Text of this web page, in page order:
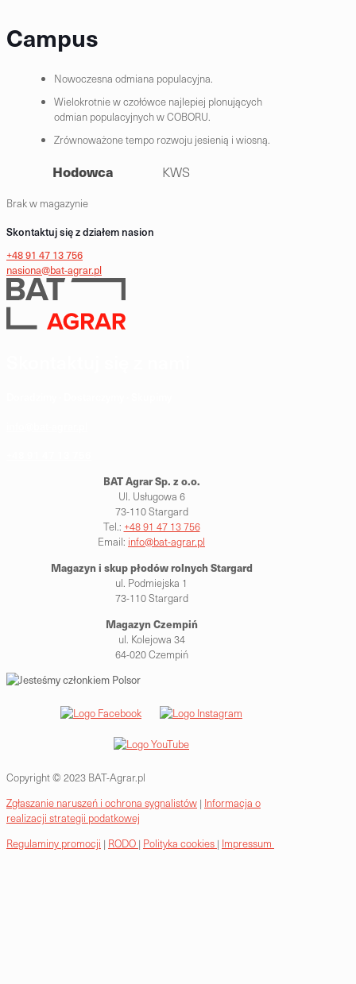
Campus
Nowoczesna odmiana populacyjna.
Wielokrotnie w czołówce najlepiej plonujących
odmian populacyjnych w COBORU.
Zrównoważone tempo rozwoju jesienią i wiosną.
Hodowca KWS
Brak w magazynie
Skontaktuj się z działem nasion
+48 91 47 13 756
nasiona@bat-agrar.pl
BAT Agrar Sp. z o.o.
Ul. Usługowa 6
73-110 Stargard
Tel.: +48 91 47 13 756
Email: info@bat-agrar.pl
Magazyn i skup płodów rolnychStargard
ul. Podmiejska 1
73-110 Stargard
Magazyn Czempiń
ul. Kolejowa 34
64-020 Czempiń
Copyright © 2023 BAT-Agrar.pl
Zgłaszanie naruszeń i ochrona sygnalistów | Informacja o
realizacji strategii podatkowej
Regulaminy promocji | RODO | Polityka cookies | Impressum